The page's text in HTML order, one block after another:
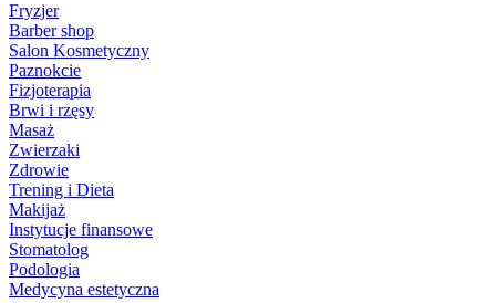
Fryzjer
Barber shop
Salon Kosmetyczny
Paznokcie
Fizjoterapia
Brwi i rzęsy
Masaż
Zwierzaki
Zdrowie
Trening i Dieta
Makijaż
Instytucje finansowe
Stomatolog
Podologia
Medycyna estetyczna